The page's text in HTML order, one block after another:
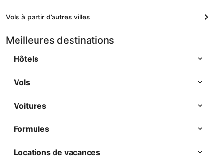
Vols à partir d’autres villes
Meilleures destinations
Hôtels
Vols
Voitures
Formules
Locations de vacances